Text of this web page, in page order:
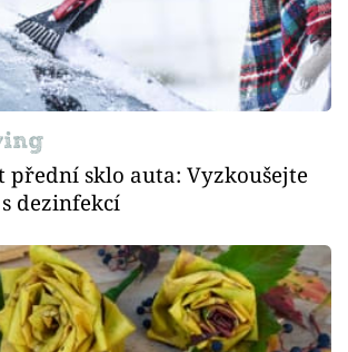
přední sklo auta: Vyzkoušejte
dezinfekcí